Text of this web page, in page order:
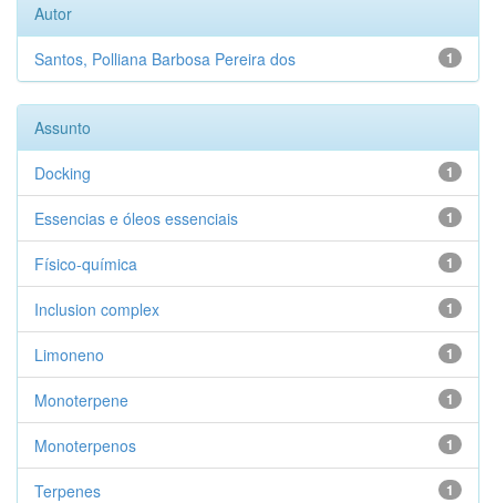
Autor
1
Santos, Polliana Barbosa Pereira dos
Assunto
1
Docking
1
Essencias e óleos essenciais
1
Físico-química
1
Inclusion complex
1
Limoneno
1
Monoterpene
1
Monoterpenos
1
Terpenes